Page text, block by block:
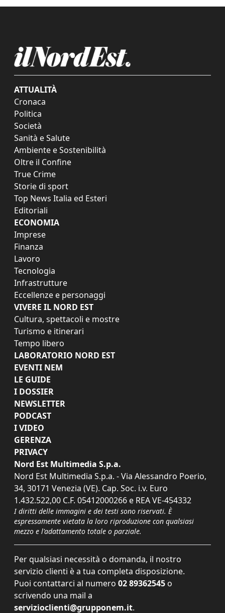
ATTUALITÀ
Cronaca
Politica
Società
Sanità e Salute
Ambiente e Sostenibilità
Oltre il Confine
True Crime
Storie di sport
Top News Italia ed Esteri
Editoriali
ECONOMIA
Imprese
Finanza
Lavoro
Tecnologia
Infrastrutture
Eccellenze e personaggi
VIVERE IL NORD EST
Cultura, spettacoli e mostre
Turismo e itinerari
Tempo libero
LABORATORIO NORD EST
EVENTI NEM
LE GUIDE
I DOSSIER
NEWSLETTER
PODCAST
I VIDEO
GERENZA
PRIVACY
Nord Est Multimedia S.p.a.
Nord Est Multimedia S.p.a. - Via Alessandro Poerio,
34, 30171 Venezia (VE). Cap. Soc. i.v. Euro
1.432.522,00 C.F. 05412000266 e REA VE-454332
I diritti delle immagini e dei testi sono riservati. È
espressamente vietata la loro riproduzione con qualsiasi
mezzo e l'adattamento totale o parziale.
Per qualsiasi necessità o domanda, il nostro
servizio clienti è a tua completa disposizione.
Puoi contattarci al numero 02 89362545 o
scrivendo una mail a
servizioclienti@grupponem.it.